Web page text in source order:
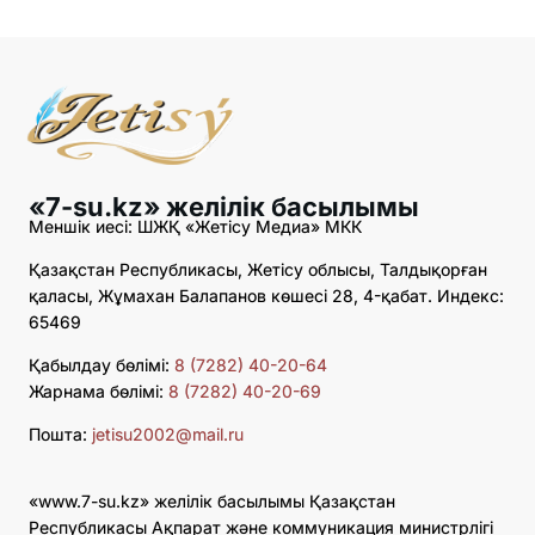
«7-su.kz» желілік басылымы
Меншік иесі: ШЖҚ «Жетісу Медиа» МКК
Қазақстан Республикасы, Жетісу облысы, Талдықорған
қаласы, Жұмахан Балапанов көшесі 28, 4-қабат. Индекс:
65469
Қабылдау бөлімі: 8 (7282) 40-20-64
Жарнама бөлімі: 8 (7282) 40-20-69
Пошта: jetisu2002@mail.ru
«www.7-su.kz» желілік басылымы Қазақстан
Республикасы Ақпарат және коммуникация министрлігі